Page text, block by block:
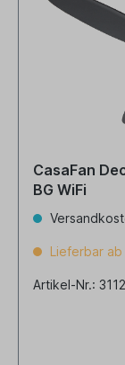
CasaFan
BG WiFi
Lieferbar
Artikel-Nr.: